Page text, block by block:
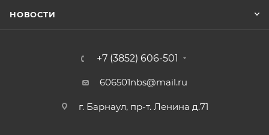
НОВОСТИ
+7 (3852) 606-501
606501nbs@mail.ru
г. Барнаул, пр-т. Ленина д.71